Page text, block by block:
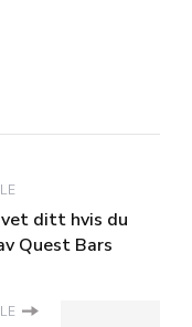
ditt hvis du
Quest Bars